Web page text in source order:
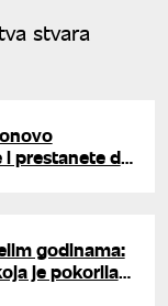
stvara
prestanete da
godinama:
je pokorila